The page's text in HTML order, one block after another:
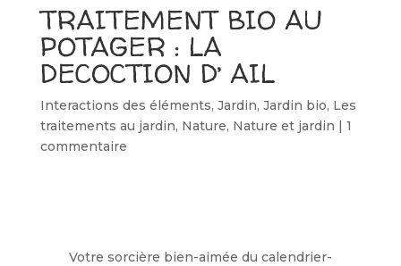
TRAITEMENT BIO AU
POTAGER : LA
DECOCTION D’ AIL
Interactions des éléments, Jardin, Jardin bio, Les
traitements au jardin, Nature, Nature et jardin | 1
commentaire
Votre sorcière bien-aimée du calendrier-